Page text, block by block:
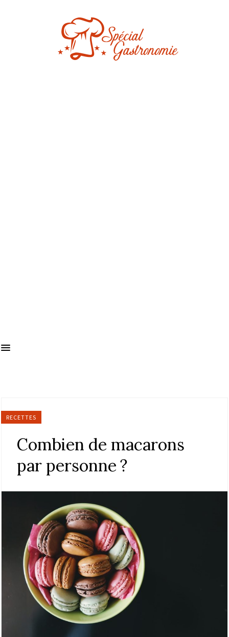
RECETTES
Combien de macarons
par personne ?